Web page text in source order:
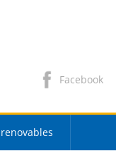
Facebook